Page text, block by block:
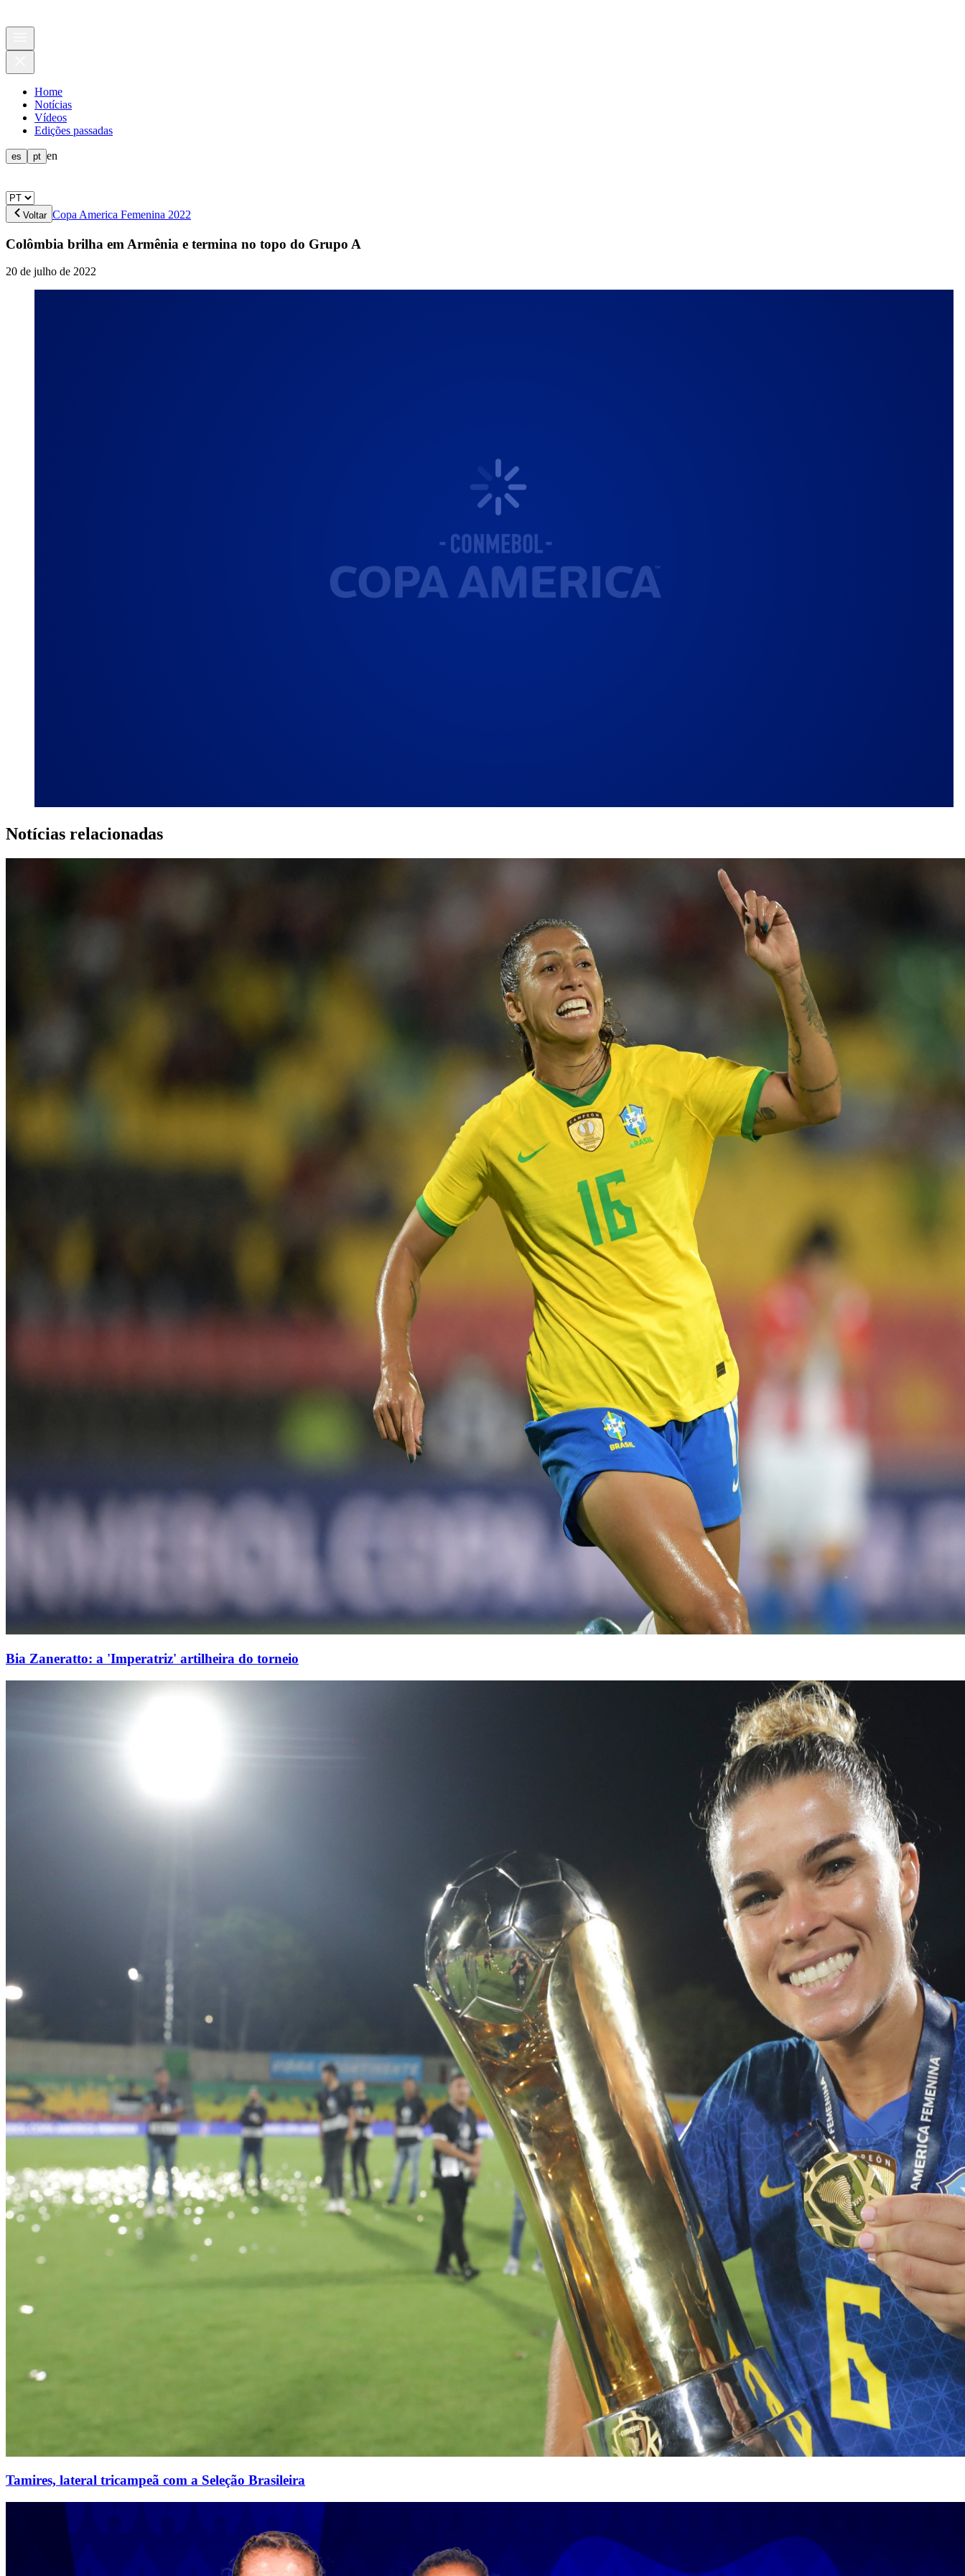
Home
Notícias
Vídeos
Edições passadas
es pt en
Voltar Copa America Femenina 2022
Colômbia brilha em Armênia e termina no topo do Grupo A
20 de julho de 2022
Notícias relacionadas
Bia Zaneratto: a 'Imperatriz' artilheira do torneio
Tamires, lateral tricampeã com a Seleção Brasileira